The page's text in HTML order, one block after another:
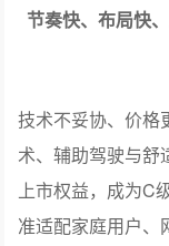
节奏快、布局快
技术不妥协、价格
术、辅助驾驶与舒
上市权益，成为C
准适配家庭用户、